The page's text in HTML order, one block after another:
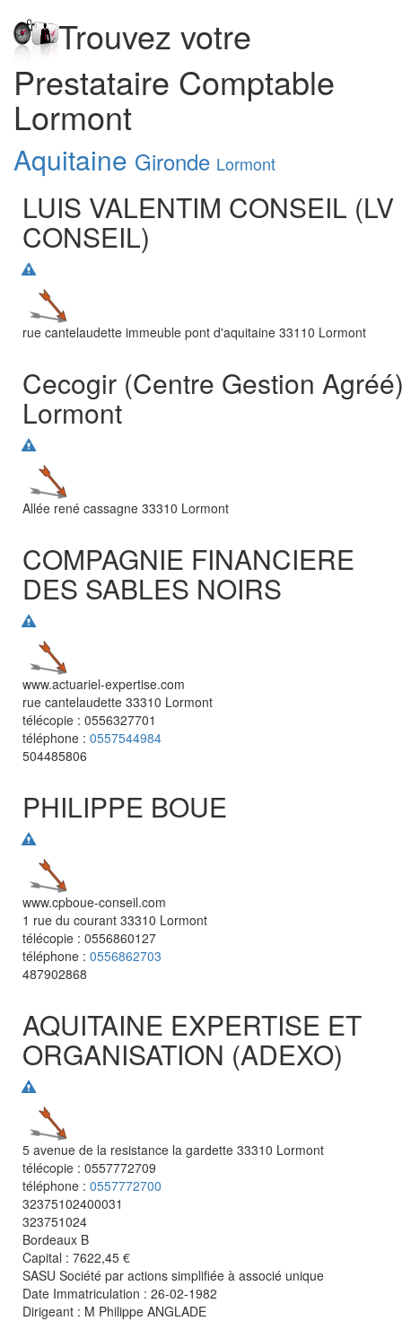
Trouvez votre
Prestataire Comptable
Lormont
Aquitaine Gironde Lormont
LUIS VALENTIM CONSEIL (LV
CONSEIL)
rue cantelaudette immeuble pont d'aquitaine 33110 Lormont
Cecogir (Centre Gestion
Lormont
Allée rené cassagne 33310 Lormont
COMPAGNIE FINANCIERE
DES SABLES NOIRS
www.actuariel-expertise.com
rue cantelaudette 33310 Lormont
télécopie : 0556327701
téléphone : 0557544984
504485806
PHILIPPE BOUE
www.cpboue-conseil.com
1 rue du courant 33310 Lormont
télécopie : 0556860127
téléphone : 0556862703
487902868
AQUITAINE EXPERTISE ET
ORGANISATION (ADEXO)
5 avenue de la resistance la gardette 33310 Lormont
télécopie : 0557772709
téléphone : 0557772700
32375102400031
323751024
Bordeaux B
Capital : 7622,45 €
SASU Société par actions simplifiée à associé unique
Date Immatriculation : 26-02-1982
Dirigeant : M Philippe ANGLADE